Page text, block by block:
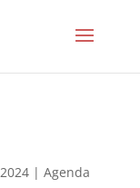
| Agenda